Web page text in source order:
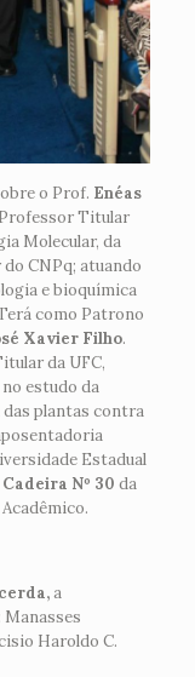
o Prof. Enéas
Titular
Molecular, da
do CNPq; atuando
e bioquímica
como Patrono
Xavier Filho.
da UFC,
estudo da
das plantas contra
Estadual
Cadeira Nº 30 da
a
Haroldo C.